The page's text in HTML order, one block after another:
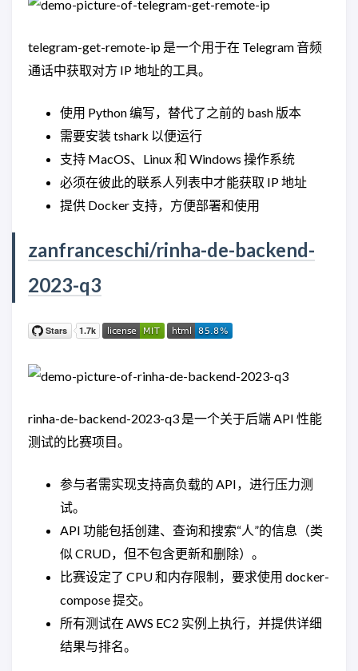
telegram-get-remote-ip 是一个用于在 Telegram 音频
通话中获取对方 IP 地址的工具。
使用 Python 编写，替代了之前的 bash 版本
需要安装 tshark 以便运行
支持 MacOS、Linux 和 Windows 操作系统
必须在彼此的联系人列表中才能获取 IP 地址
提供 Docker 支持，方便部署和使用
zanfranceschi/rinha-de-backend-
2023-q3
rinha-de-backend-2023-q3 是一个关于后端 API 性能
测试的比赛项目。
参与者需实现支持高负载的 API，进行压力测
试。
API 功能包括创建、查询和搜索“人”的信息（类
似 CRUD，但不包含更新和删除）。
比赛设定了 CPU 和内存限制，要求使用 docker-
compose 提交。
所有测试在 AWS EC2 实例上执行，并提供详细
结果与排名。